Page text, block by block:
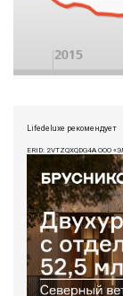
Lifedeluxe рекомендует
ERID: 2VTZQXQDG4A